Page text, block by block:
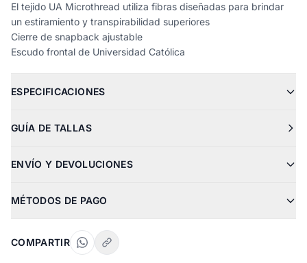
El tejido UA Microthread utiliza fibras diseñadas para brindar
un estiramiento y transpirabilidad superiores
Cierre de snapback ajustable
Escudo frontal de Universidad Católica
ESPECIFICACIONES
GUÍA DE TALLAS
ENVÍO Y DEVOLUCIONES
MÉTODOS DE PAGO
COMPARTIR